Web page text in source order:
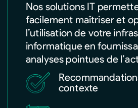
Nos solutions IT
facilement maîtriser et
l’utilisation de votre
informatique en
analyses pointues de
contexte